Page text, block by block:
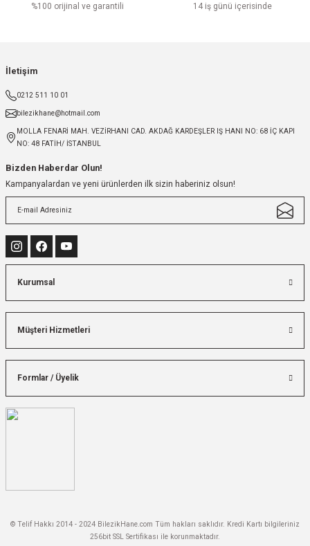
%100 orijinal ve garantili 14 iş günü içerisinde
İletişim
0212 511 10 01
bilezikhane@hotmail.com
MOLLA FENARİ MAH. VEZİRHANI CAD. AKDAĞ KARDEŞLER IŞ HANI NO: 68 İÇ KAPI
NO: 48 FATİH/ İSTANBUL
Bizden Haberdar Olun!
Kampanyalardan ve yeni ürünlerden ilk sizin haberiniz olsun!
Kurumsal
Müşteri Hizmetleri
Formlar / Üyelik
© Telif Hakkı 2014 - 2024 BilezikHane.com Tüm hakları saklıdır. Kredi Kartı bilgileriniz
256bit SSL Sertifikası ile korunmaktadır.